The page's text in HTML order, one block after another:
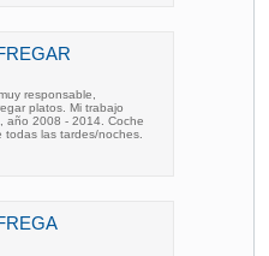
responsable,
platos. Mi trabajo
año 2008 - 2014. Coche
todas las tardes/noches.